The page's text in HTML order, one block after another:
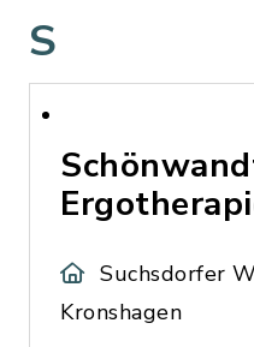
S
Suchsdorfer
Kronshagen